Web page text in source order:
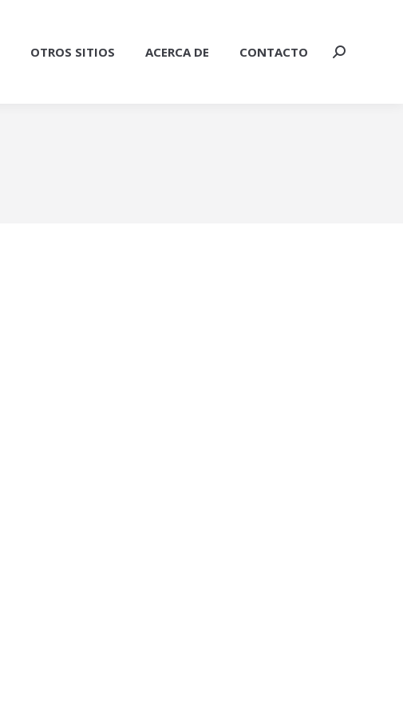
OTROS SITIOS ACERCA DE CONTACTO Buscar: